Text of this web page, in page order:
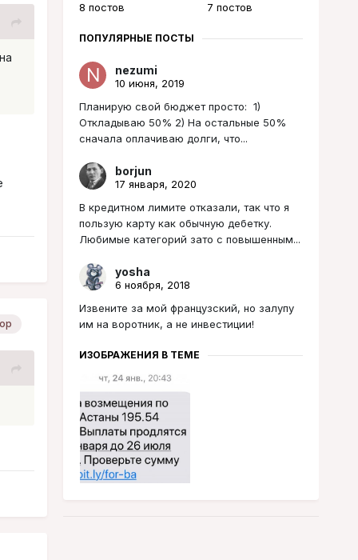
8 постов
7 постов
ПОПУЛЯРНЫЕ ПОСТЫ
nezumi
10 июня, 2019
Планирую свой бюджет просто: 1)
Откладываю 50% 2) На остальные 50%
сначала оплачиваю долги, что...
borjun
17 января, 2020
В кредитном лимите отказали, так что я
пользую карту как обычную дебетку.
Любимые категорий зато с повышенным...
yosha
6 ноября, 2018
Извените за мой французский, но залупу
им на воротник, а не инвестиции!
ИЗОБРАЖЕНИЯ В ТЕМЕ